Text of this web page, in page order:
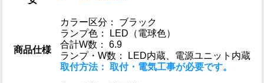
商品仕様
カラー区分： ブラック
ランプ色： LED（電球色）
合計W数： 6.9
ランプ・W数： LED内蔵、電源ユニット内蔵
取付方法： 取付・電気工事が必要です。